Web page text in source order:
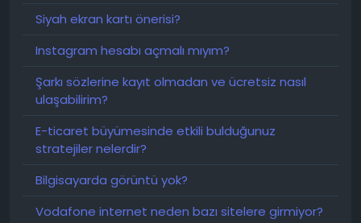
Siyah ekran kartı önerisi?
Instagram hesabı açmalı mıyım?
Şarkı sözlerine kayıt olmadan ve ücretsiz nasıl
ulaşabilirim?
E-ticaret büyümesinde etkili bulduğunuz
stratejiler nelerdir?
Bilgisayarda görüntü yok?
Vodafone internet neden bazı sitelere girmiyor?